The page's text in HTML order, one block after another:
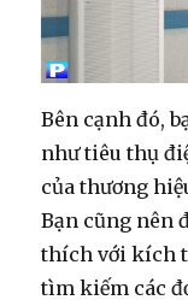
Bên cạnh đó,
như tiêu thụ
của thương
Bạn cũng nên
thích với kích
tìm kiếm các